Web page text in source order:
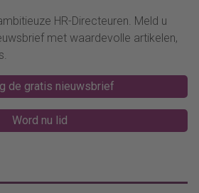
HR-Directeuren. Meld u
met waardevolle artikelen,
de gratis nieuwsbrief
Word nu lid